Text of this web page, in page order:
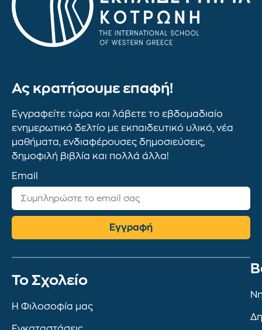
Ας κρατήσουμε επαφή!
Εγγραφείτε τώρα και λάβετε το εβδομαδιαίο
ενημερωτικό δελτίο με εκπαιδευτικό υλικό, νέα
μαθήματα, ενδιαφέρουσες δημοσιεύσεις,
δημοφιλή βιβλία και πολλά άλλα!
Email
Εγγραφή
To Σχολείο
Η Φιλοσοφία μας